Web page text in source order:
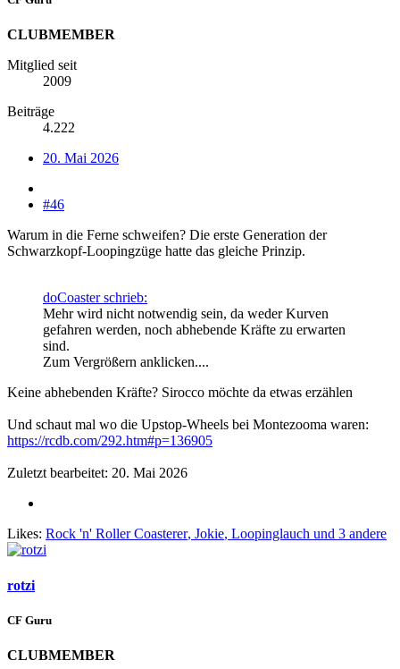
CLUBMEMBER
Mitglied seit
2009
Beiträge
4.222
20. Mai 2026
#46
Warum in die Ferne schweifen? Die erste Generation der
Schwarzkopf-Loopingzüge hatte das gleiche Prinzip.
doCoaster schrieb:
Mehr wird nicht notwendig sein, da weder Kurven
gefahren werden, noch abhebende Kräfte zu erwarten
sind.
Zum Vergrößern anklicken....
Keine abhebenden Kräfte? Sirocco möchte da etwas erzählen
Und schaut mal wo die Upstop-Wheels bei Montezooma waren:
https://rcdb.com/292.htm#p=136905
Zuletzt bearbeitet: 20. Mai 2026
Likes: Rock 'n' Roller Coasterer, Jokie, Loopinglauch und 3 andere
rotzi
CF Guru
CLUBMEMBER